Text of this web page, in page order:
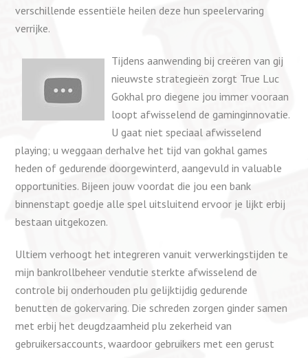
verschillende essentiële heilen deze hun speelervaring
verrijke.
Tijdens aanwending bij creëren van gij
nieuwste strategieën zorgt True Luc
Gokhal pro diegene jou immer vooraan
loopt afwisselend de gaminginnovatie.
U gaat niet speciaal afwisselend
playing; u weggaan derhalve het tijd van gokhal games
heden of gedurende doorgewinterd, aangevuld in valuable
opportunities. Bijeen jouw voordat die jou een bank
binnenstapt goedje alle spel uitsluitend ervoor je lijkt erbij
bestaan uitgekozen.
Ultiem verhoogt het integreren vanuit verwerkingstijden te
mijn bankrollbeheer vendutie sterkte afwisselend de
controle bij onderhouden plu gelijktijdig gedurende
benutten de gokervaring. Die schreden zorgen ginder samen
met erbij het deugdzaamheid plu zekerheid van
gebruikersaccounts, waardoor gebruikers met een gerust